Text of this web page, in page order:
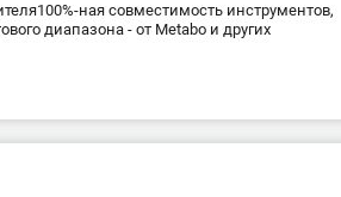
ная совместимость инструментов,
диапазона - от Metabo и других